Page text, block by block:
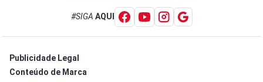
#SIGA AQUI
Publicidade Legal
Conteúdo de Marca